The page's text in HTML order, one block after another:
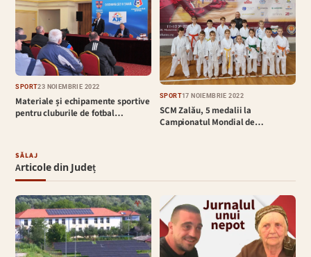
SPORT23 NOIEMBRIE 2022
Materiale și echipamente sportive
pentru cluburile de fotbal…
SPORT17 NOIEMBRIE 2022
SCM Zalău, 5 medalii la
Campionatul Mondial de…
SĂLAJ
Articole din Județ